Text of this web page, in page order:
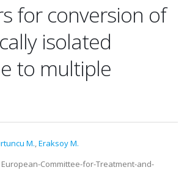
for conversion of
isolated
to multiple
M.,Eraksoy M.
Committee-for-Treatment-and-